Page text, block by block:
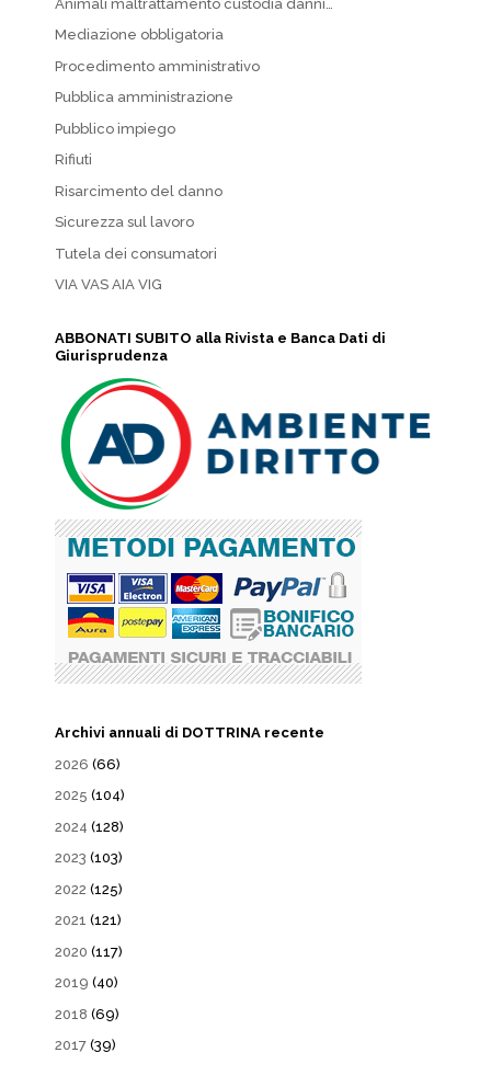
Animali maltrattamento custodia danni…
Mediazione obbligatoria
Procedimento amministrativo
Pubblica amministrazione
Pubblico impiego
Rifiuti
Risarcimento del danno
Sicurezza sul lavoro
Tutela dei consumatori
VIA VAS AIA VIG
ABBONATI SUBITO alla Rivista e Banca Dati di
Giurisprudenza
Archivi annuali di DOTTRINA recente
2026 (66)
2025 (104)
2024 (128)
2023 (103)
2022 (125)
2021 (121)
2020 (117)
2019 (40)
2018 (69)
2017 (39)